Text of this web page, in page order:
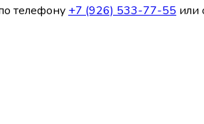
телефону +7 (926) 533-77-55 или